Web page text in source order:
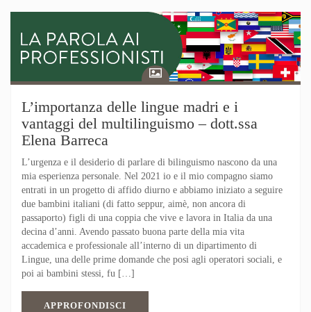
L’importanza delle lingue madri e i
vantaggi del multilinguismo – dott.ssa
Elena Barreca
L’urgenza e il desiderio di parlare di bilinguismo nascono da una
mia esperienza personale. Nel 2021 io e il mio compagno siamo
entrati in un progetto di affido diurno e abbiamo iniziato a seguire
due bambini italiani (di fatto seppur, aimè, non ancora di
passaporto) figli di una coppia che vive e lavora in Italia da una
decina d’anni. Avendo passato buona parte della mia vita
accademica e professionale all’interno di un dipartimento di
Lingue, una delle prime domande che posi agli operatori sociali, e
poi ai bambini stessi, fu […]
APPROFONDISCI